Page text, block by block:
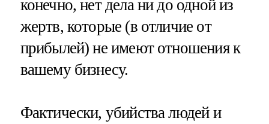
конечно, нет дела ни до одной из
жертв, которые (в отличие от
прибылей) не имеют отношения к
вашему бизнесу.
Фактически, убийства людей и